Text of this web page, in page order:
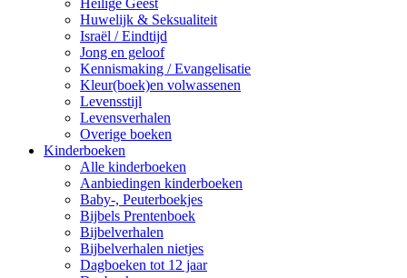
Heilige Geest
Huwelijk & Seksualiteit
Israël / Eindtijd
Jong en geloof
Kennismaking / Evangelisatie
Kleur(boek)en volwassenen
Levensstijl
Levensverhalen
Overige boeken
Kinderboeken
Alle kinderboeken
Aanbiedingen kinderboeken
Baby-, Peuterboekjes
Bijbels Prentenboek
Bijbelverhalen
Bijbelverhalen nietjes
Dagboeken tot 12 jaar